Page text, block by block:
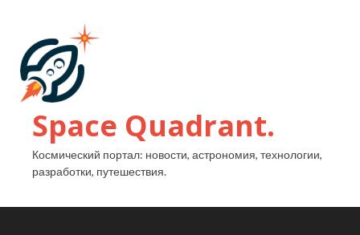
Space Quadrant.
Космический портал: новости, астрономия, технологии,
разработки, путешествия.